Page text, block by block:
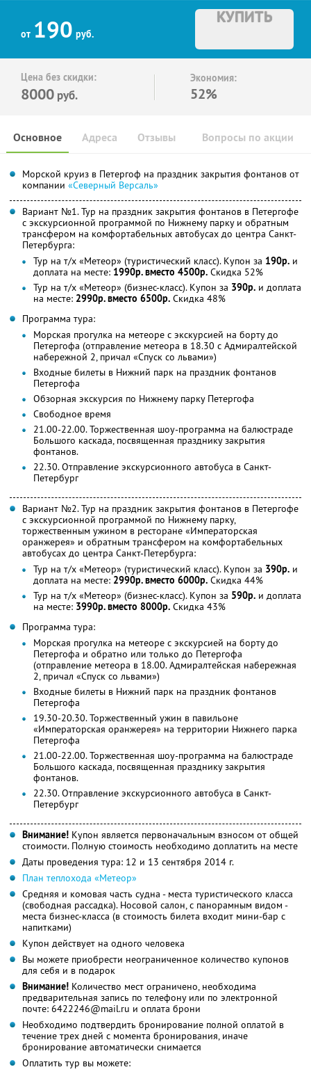
от 190 руб.
КУПИТЬ
Цена без скидки:
8000 руб.
Экономия:
52%
Основное Отзывы Вопросы по акции
Адреса
Морской круиз в Петергоф на праздник закрытия фонтанов от
компании «Северный Версаль»
Вариант №1. Тур на праздник закрытия фонтанов в Петергофе
с экскурсионной программой по Нижнему парку и обратным
трансфером на комфортабельных автобусах до центра Санкт-
Петербурга:
Тур на т/х «Метеор» (туристический класс). Купон за 190р. и
доплата на месте: 1990р. вместо 4500р. Скидка 52%
Тур на т/х «Метеор» (бизнес-класс). Купон за 390р. и доплата
на месте: 2990р. вместо 6500р. Скидка 48%
Программа тура:
Морская прогулка на метеоре с экскурсией на борту до
Петергофа (отправление метеора в 18.30 с Адмиралтейской
набережной 2, причал «Спуск со львами»)
Входные билеты в Нижний парк на праздник фонтанов
Петергофа
Обзорная экскурсия по Нижнему парку Петергофа
Свободное время
21.00-22.00. Торжественная шоу-программа на балюстраде
Большого каскада, посвященная празднику закрытия
фонтанов.
22.30. Отправление экскурсионного автобуса в Санкт-
Петербург
Вариант №2. Тур на праздник закрытия фонтанов в Петергофе
с экскурсионной программой по Нижнему парку,
торжественным ужином в ресторане «Императорская
оранжерея» и обратным трансфером на комфортабельных
автобусах до центра Санкт-Петербурга:
Тур на т/х «Метеор» (туристический класс). Купон за 390р. и
доплата на месте: 2990р. вместо 6000р. Скидка 44%
Тур на т/х «Метеор» (бизнес-класс). Купон за 590р. и доплата
на месте: 3990р. вместо 8000р. Скидка 43%
Программа тура:
Морская прогулка на метеоре с экскурсией на борту до
Петергофа и обратно или только до Петергофа
(отправление метеора в 18.00. Адмиралтейская набережная
2, причал «Спуск со львами»)
Входные билеты в Нижний парк на праздник фонтанов
Петергофа
19.30-20.30. Торжественный ужин в павильоне
«Императорская оранжерея» на территории Нижнего парка
Петергофа
21.00-22.00. Торжественная шоу-программа на балюстраде
Большого каскада, посвященная празднику закрытия
фонтанов.
22.30. Отправление экскурсионного автобуса в Санкт-
Петербург
Внимание! Купон является первоначальным взносом от общей
стоимости. Полную стоимость необходимо доплатить на месте
Даты проведения тура: 12 и 13 сентября 2014 г.
План теплохода «Метеор»
Средняя и комовая часть судна - места туристического класса
(свободная рассадка). Носовой салон, с панорамным видом -
места бизнес-класса (в стоимость билета входит мини-бар с
напитками)
Купон действует на одного человека
Вы можете приобрести неограниченное количество купонов
для себя и в подарок
Внимание! Количество мест ограничено, необходима
предварительная запись по телефону или по электронной
почте: 6422246@mail.ru и оплата брони
Необходимо подтвердить бронирование полной оплатой в
течение трех дней с момента бронирования, иначе
бронирование автоматически снимается
Оплатить тур вы можете: